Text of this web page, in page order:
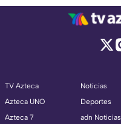
TV Azteca
Azteca UNO
Azteca 7
Noticias
Deportes
adn Noticias